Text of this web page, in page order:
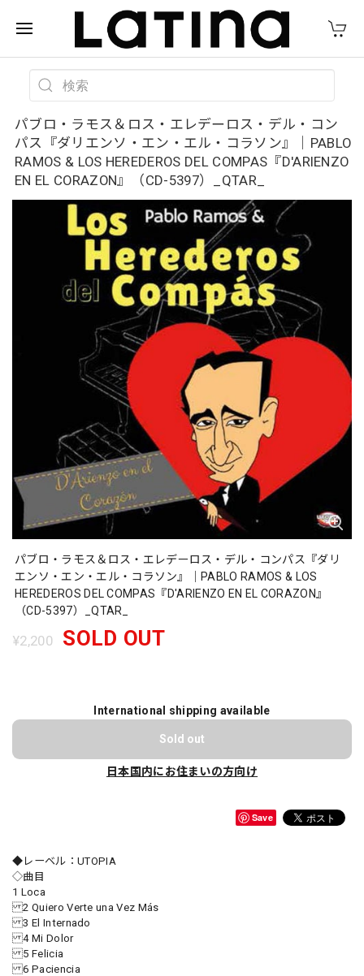
パブロ・ラモス＆ロス・エレデーロス・デル・コン
パス『ダリエンソ・エン・エル・コラソン』｜PABLO
RAMOS & LOS HEREDEROS DEL COMPAS『D'ARIENZO
EN EL CORAZON』（CD-5397）_QTAR_
パブロ・ラモス＆ロス・エレデーロス・デル・コンパス『ダリ
エンソ・エン・エル・コラソン』｜PABLO RAMOS & LOS
HEREDEROS DEL COMPAS『D'ARIENZO EN EL CORAZON』
（CD-5397）_QTAR_
¥2,200 SOLD OUT
International shipping available
Sold out
日本国内にお住まいの方向け
Save
◆レーベル：UTOPIA
◇曲目
1 Loca
2 Quiero Verte una Vez Más
3 El Internado
4 Mi Dolor
5 Felicia
6 Paciencia